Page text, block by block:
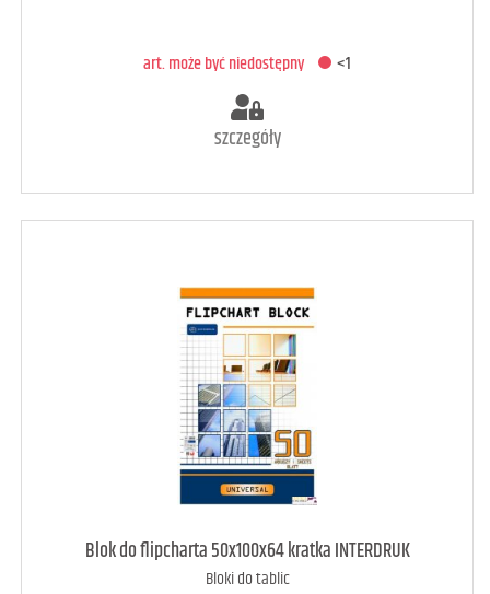
art. może być niedostępny <1
szczegóły
art. może być niedostępny <1
Blok do flipcharta 50x100x64 kratka INTERDRUK
Bloki do tablic